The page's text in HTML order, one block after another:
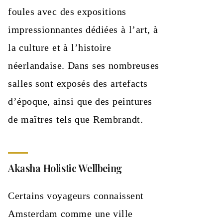
foules avec des expositions
impressionnantes dédiées à l’art, à
la culture et à l’histoire
néerlandaise. Dans ses nombreuses
salles sont exposés des artefacts
d’époque, ainsi que des peintures
de maîtres tels que Rembrandt.
Akasha Holistic Wellbeing
Certains voyageurs connaissent
Amsterdam comme une ville